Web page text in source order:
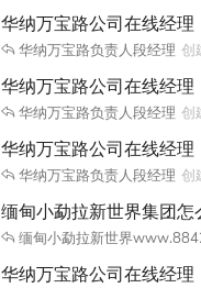
华纳万宝路公司在线经
华纳万宝路负责人段经理 创
华纳万宝路公司在线经
华纳万宝路负责人段经理 创
华纳万宝路公司在线经
华纳万宝路负责人段经理 创
缅甸小勐拉新世界集团
缅甸小勐拉新世界
华纳万宝路公司在线经